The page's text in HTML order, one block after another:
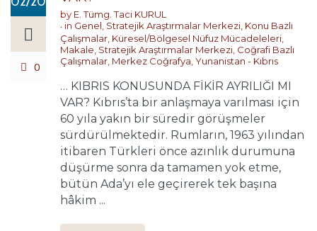
0
by E. Tümg. Taci KURUL
in Genel Stratejik Araştırmalar Merkezi Konu Bazlı
Çalışmalar Küresel/Bölgesel Nüfuz Mücadeleleri
Makale Stratejik Araştırmalar Merkezi Coğrafi Bazlı
Çalışmalar Merkez Coğrafya Yunanistan - Kıbrıs
… KIBRIS KONUSUNDA FİKİR AYRILIĞI MI
VAR? Kıbrıs’ta bir anlaşmaya varılması için
60 yıla yakın bir süredir görüşmeler
sürdürülmektedir. Rumların, 1963 yılından
itibaren Türkleri önce azınlık durumuna
düşürme sonra da tamamen yok etme,
bütün Ada’yı ele geçirerek tek başına
hâkim ...